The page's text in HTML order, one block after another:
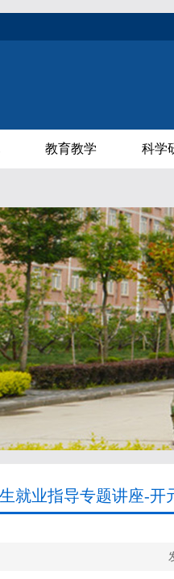
教育教学 科学
就业指导专题讲座-开